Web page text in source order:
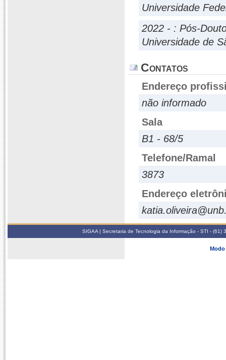
Universidade
2022 - : Pós-
Universidade de
Contatos
Endereço
não informado
Sala
B1 - 68/5
Telefone/Ramal
3873
Endereço
SIGAA | Secretaria de Tecnologia da Informação - STI -
Modo